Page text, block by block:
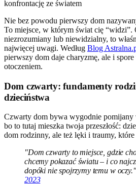
Nie bez powodu pierwszy dom
To miejsce, w którym świat cię “widzi”.
niezrozumiany lub niewidzialny, to
najwięcej uwagi. Według Blog
pierwszy dom daje charyzmę, ale i
otoczeniem.
Dom czwarty: fundamenty
dzieciństwa
Czwarty dom bywa wygodnie pomijany
bo to tutaj mieszka twoja przeszłość:
dom rodzinny, ale też lęki i traumy,
"Dom czwarty to miejsce, gdzie
chcemy pokazać światu – i co
dopóki nie spojrzymy temu w
2023